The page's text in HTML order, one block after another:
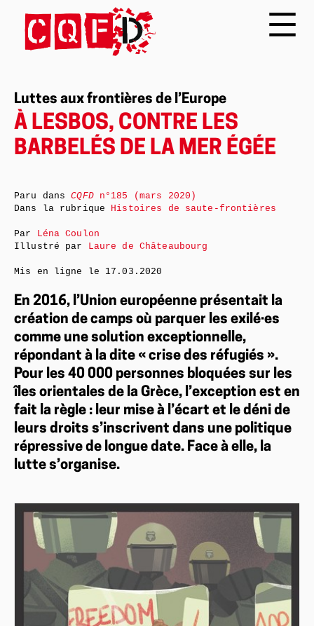
Luttes aux frontières de l’Europe
À LESBOS, CONTRE LES
BARBELÉS DE LA MER ÉGÉE
En 2016, l’Union européenne présentait la
création de camps où parquer les exilé·es
comme une solution exceptionnelle,
répondant à la dite « crise des réfugiés ».
Pour les 40 000 personnes bloquées sur les
îles orientales de la Grèce, l’exception est en
fait la règle : leur mise à l’écart et le déni de
leurs droits s’inscrivent dans une politique
répressive de longue date. Face à elle, la
lutte s’organise.
Paru dansCQFDn°185 (mars 2020)
Dans la rubrique Histoires de saute-frontières
Par Léna Coulon
Illustré par Laure de Châteaubourg
Mis en ligne le 17.03.2020